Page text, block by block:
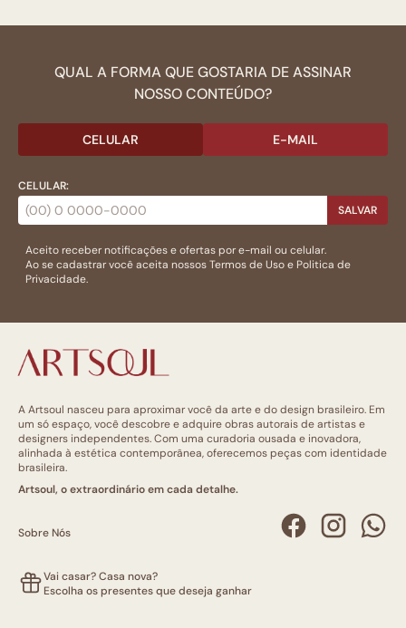
QUAL A FORMA QUE GOSTARIA DE ASSINAR
NOSSO CONTEÚDO?
CELULAR E-MAIL
CELULAR:
SALVAR
Aceito receber notificações e ofertas por e-mail ou celular.
Ao se cadastrar você aceita nossosTermos de Usoe Politica de
Privacidade.
A Artsoul nasceu para aproximar você da arte e do design brasileiro. Em
um só espaço, você descobre e adquire obras autorais de artistas e
designers independentes. Com uma curadoria ousada e inovadora,
alinhada à estética contemporânea, oferecemos peças com identidade
brasileira.
Artsoul, o extraordinário em cada detalhe.
Sobre Nós
Vai casar? Casa nova?
Escolha os presentes que deseja ganhar